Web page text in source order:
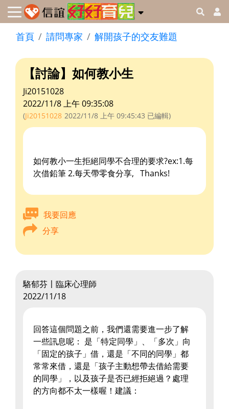
首頁 請問專家 解開孩子的交友難題
【討論】如何教小生
Ji20151028
2022/11/8 上午 09:35:08
(Ji20151028 2022/11/8 上午 09:45:43 已編輯)
如何教小一生拒絕同學不合理的要求?ex:1.每
次借鉛筆 2.每天帶零食分享, Thanks!
我要回應
分享
駱郁芬〡臨床心理師
2022/11/18
回答這個問題之前，我們還需要進一步了解
一些訊息呢： 是「特定同學」、「多次」向
「固定的孩子」借，還是「不同的同學」都
常常來借，還是「孩子主動想帶去借給需要
的同學」，以及孩子是否已經拒絕過？處理
的方向都不太一樣喔！建議：